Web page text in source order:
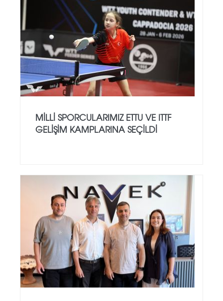
MILLI SPORCULARIMIZ ETTU VE ITTF
GELIŞIM KAMPLARINA SEÇILDI